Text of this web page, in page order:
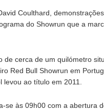
Coulthard,
do Showrun que a
cerca de um quilómetro
Red Bull Showrun em
ao título em 2011.
se às 09h00 com a abertura